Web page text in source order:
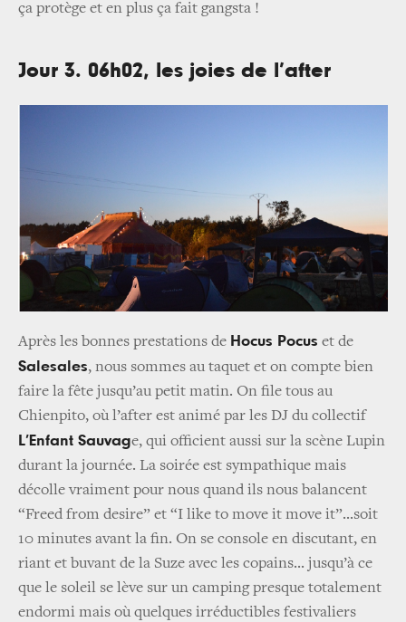
ça protège et en plus ça fait gangsta !
Jour 3. 06h02, les joies de l’after
Après les bonnes prestations de Hocus Pocus et de
Salesales, nous sommes au taquet et on compte bien
faire la fête jusqu’au petit matin. On file tous au
Chienpito, où l’after est animé par les DJ du collectif
L’Enfant Sauvage, qui officient aussi sur la scène Lupin
durant la journée. La soirée est sympathique mais
décolle vraiment pour nous quand ils nous balancent
“Freed from desire” et “I like to move it move it”...soit
10 minutes avant la fin. On se console en discutant, en
riant et buvant de la Suze avec les copains... jusqu’à ce
que le soleil se lève sur un camping presque totalement
endormi mais où quelques irréductibles festivaliers